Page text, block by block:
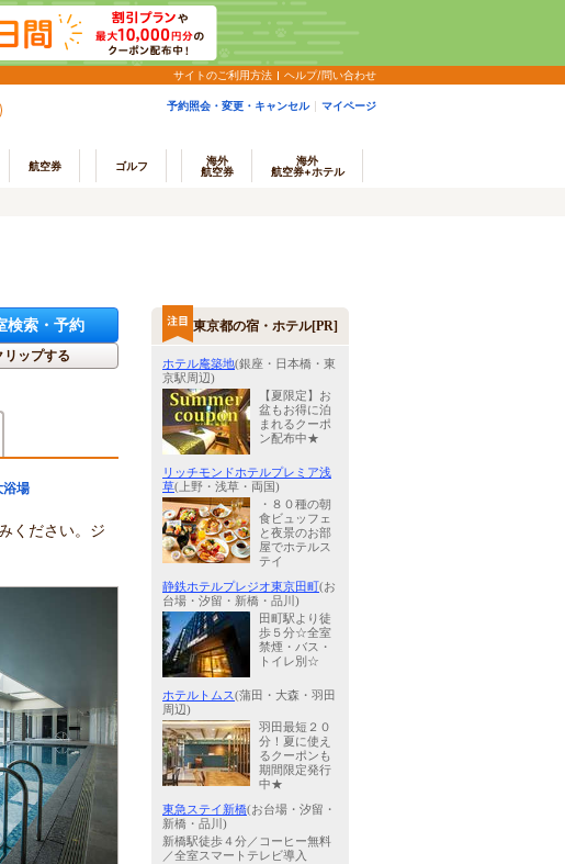
サイトのご利用方法 ヘルプ/問い合わせ
予約照会・変更・キャンセル マイページ
航空券 ゴルフ
海外
航空券
海外
航空券+ホテル
検索・予約
リップする
浴場
ください。ジ
東京都の宿・ホテル[PR]
ホテル庵築地(銀座・日本橋・東
京駅周辺)
【夏限定】お
盆もお得に泊
まれるクーポ
ン配布中★
リッチモンドホテルプレミア浅
草(上野・浅草・両国)
・８０種の朝
食ビュッフェ
と夜景のお部
屋でホテルス
テイ
静鉄ホテルプレジオ東京田町 (お
台場・汐留・新橋・品川)
田町駅より徒
歩５分☆全室
禁煙・バス・
トイレ別☆
ホテルトムス(蒲田・大森・羽田
周辺)
羽田最短２０
分！夏に使え
るクーポンも
期間限定発行
中★
東急ステイ新橋(お台場・汐留・
新橋・品川)
新橋駅徒歩４分／コーヒー無料
／全室スマートテレビ導入